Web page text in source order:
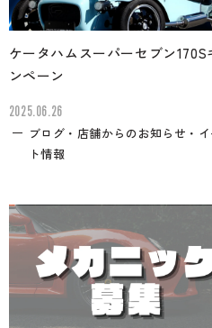
ケータハムスーパーセブン170S
ンペーン
2025.06.26
ブログ・店舗からのお知らせ・
ト情報